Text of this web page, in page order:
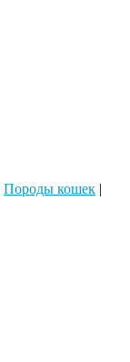
Породы кошек |